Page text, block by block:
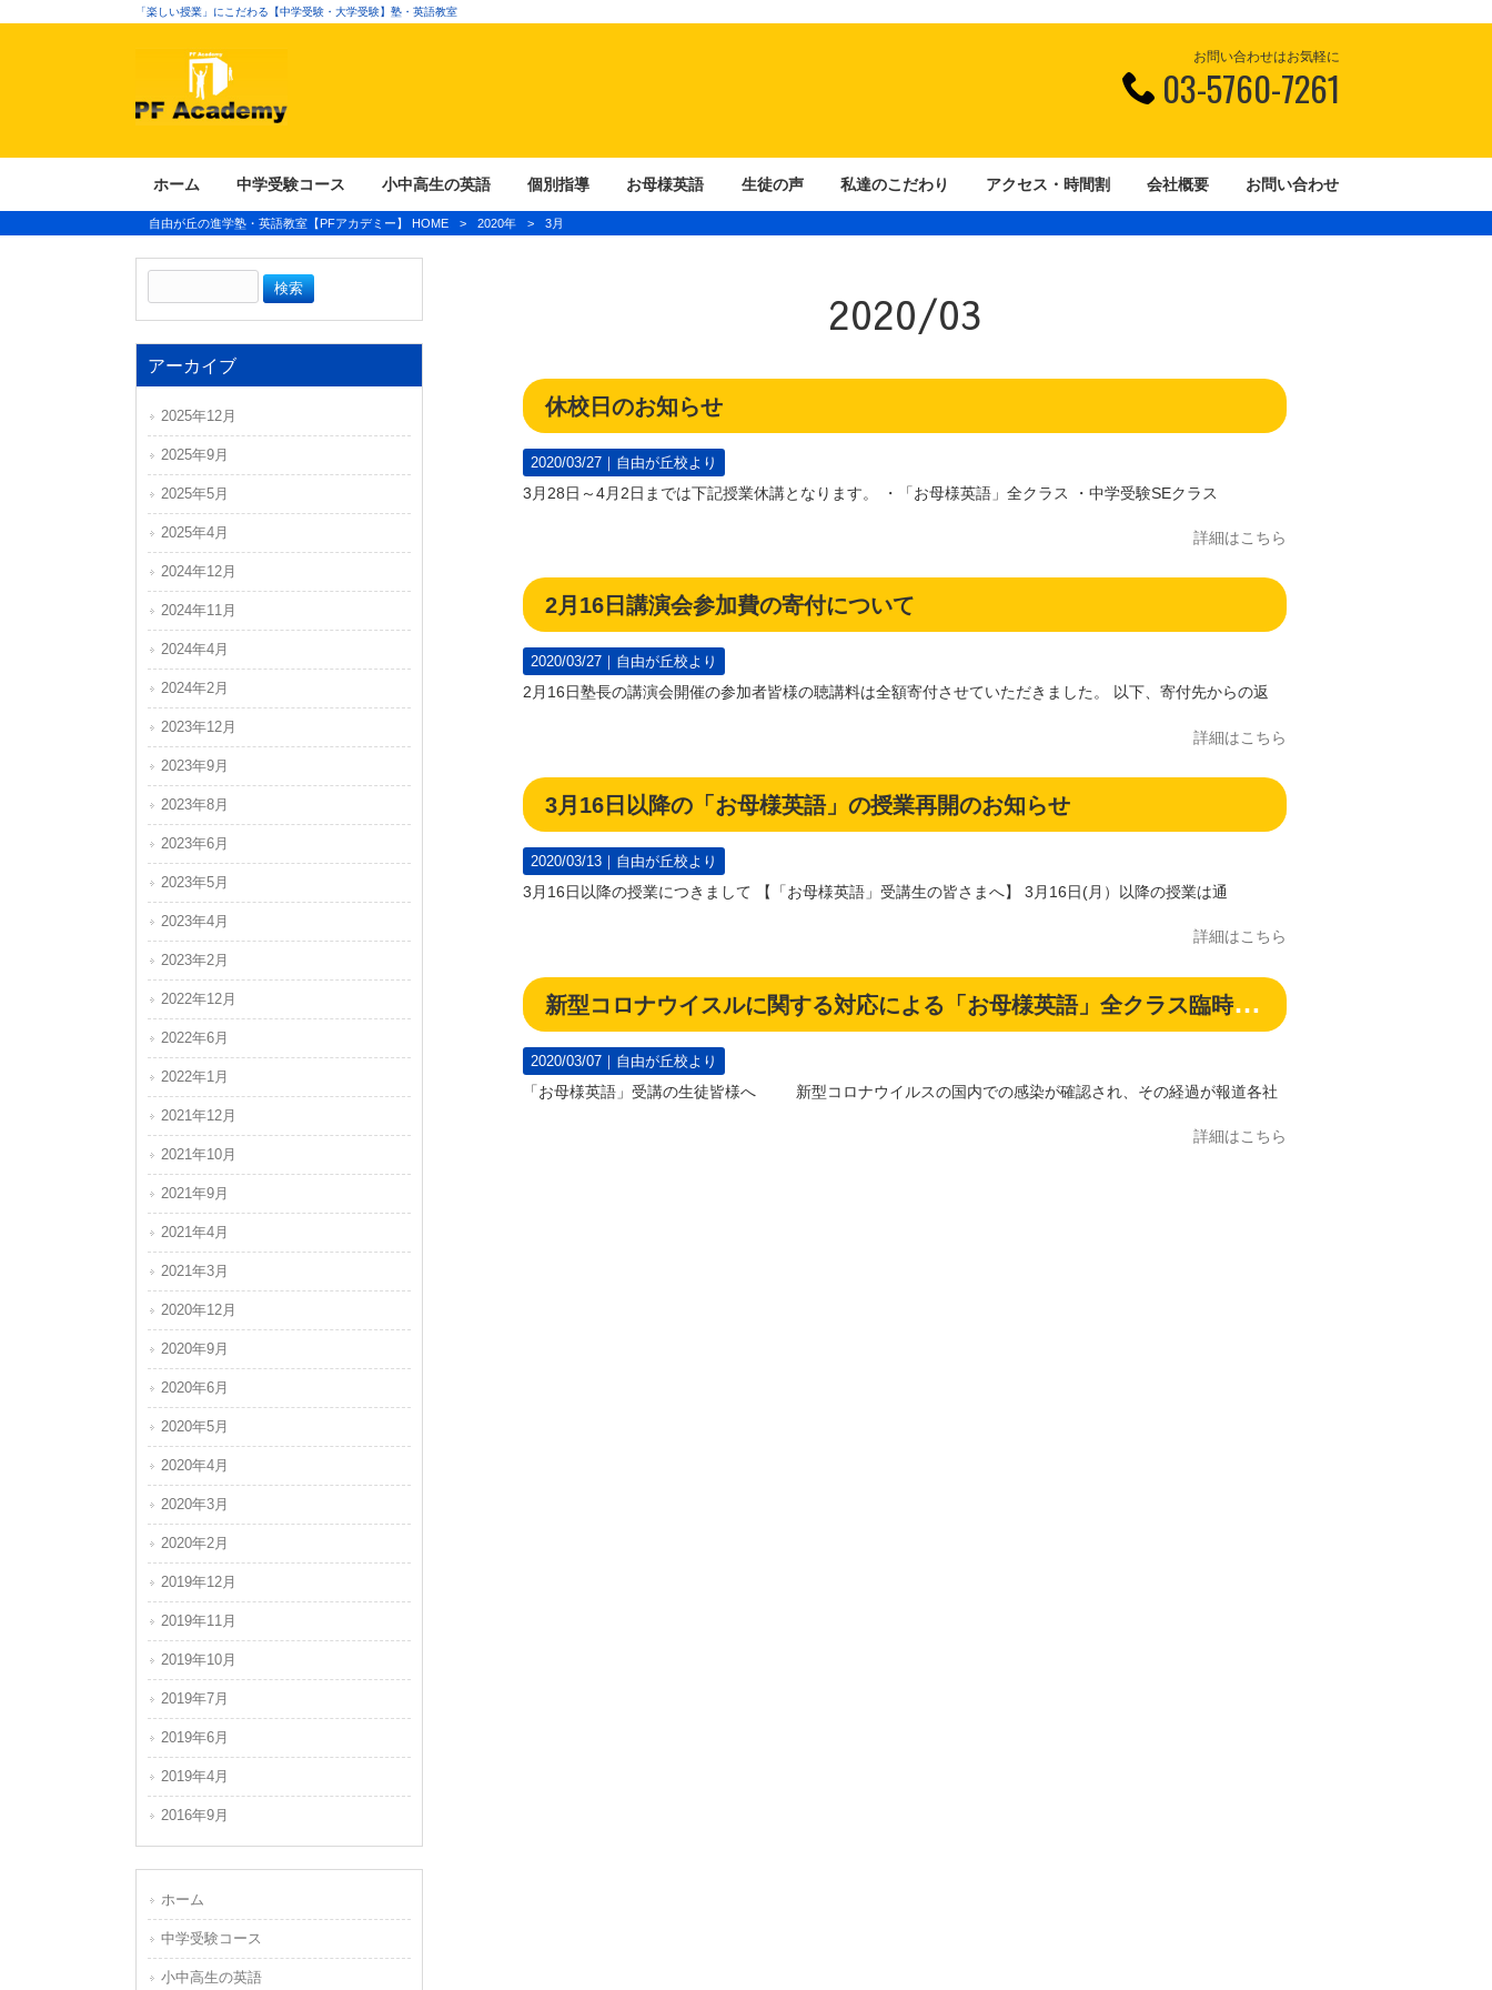
「楽しい授業」にこだわる【中学受験・大学受験】塾・英語教室
03-5760-7261
お問い合わせはお気軽に
ホーム 中学受験コース 小中高生の英語 個別指導 お母様英語 生徒の声 私達のこだわり アクセス・時間割 会社概要 お問い合わせ
自由が丘の進学塾・英語教室【PFアカデミー】 HOME > 2020年 > 3月
2020/03
休校日のお知らせ
2020/03/27｜ 自由が丘校より
3月28日～4月2日までは下記授業休講となります。 ・「お母様英語」全クラス ・中学受験SEクラス
詳細はこちら
2月16日講演会参加費の寄付について
2020/03/27｜ 自由が丘校より
2月16日塾長の講演会開催の参加者皆様の聴講料は全額寄付させていただきました。 以下、寄付先からの返
詳細はこちら
3月16日以降の「お母様英語」の授業再開のお知らせ
2020/03/13｜ 自由が丘校より
3月16日以降の授業につきまして 【「お母様英語」受講生の皆さまへ】 3月16日(月）以降の授業は通
詳細はこちら
新型コロナウイスルに関する対応による「お母様英語」全クラス臨時休講のお知らせ (自由が丘校）
2020/03/07｜ 自由が丘校より
「お母様英語」受講の生徒皆様へ 新型コロナウイルスの国内での感染が確認され、その経過が報道各社
詳細はこちら
アーカイブ
2025年12月
2025年9月
2025年5月
2025年4月
2024年12月
2024年11月
2024年4月
2024年2月
2023年12月
2023年9月
2023年8月
2023年6月
2023年5月
2023年4月
2023年2月
2022年12月
2022年6月
2022年1月
2021年12月
2021年10月
2021年9月
2021年4月
2021年3月
2020年12月
2020年9月
2020年6月
2020年5月
2020年4月
2020年3月
2020年2月
2019年12月
2019年11月
2019年10月
2019年7月
2019年6月
2019年4月
2016年9月
ホーム
中学受験コース
小中高生の英語